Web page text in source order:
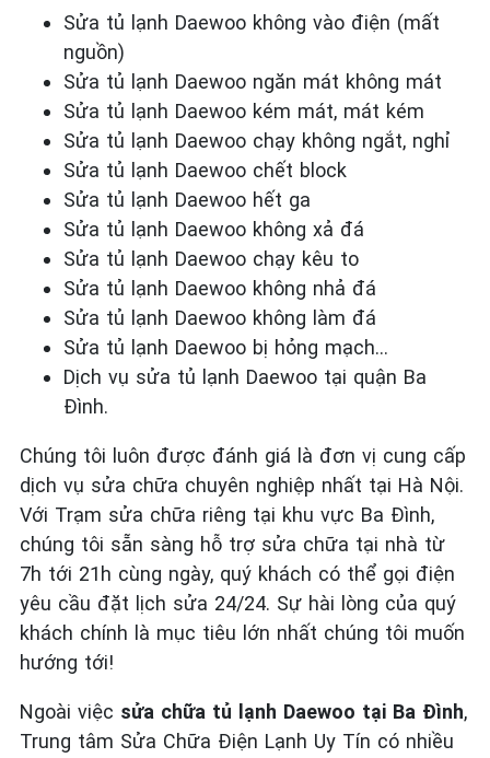
Sửa tủ lạnh Daewoo không vào điện (mất
nguồn)
Sửa tủ lạnh Daewoo ngăn mát không mát
Sửa tủ lạnh Daewoo kém mát, mát kém
Sửa tủ lạnh Daewoo chạy không ngắt, nghỉ
Sửa tủ lạnh Daewoo chết block
Sửa tủ lạnh Daewoo hết ga
Sửa tủ lạnh Daewoo không xả đá
Sửa tủ lạnh Daewoo chạy kêu to
Sửa tủ lạnh Daewoo không nhả đá
Sửa tủ lạnh Daewoo không làm đá
Sửa tủ lạnh Daewoo bị hỏng mạch…
Dịch vụ sửa tủ lạnh Daewoo tại quận Ba
Đình.
Chúng tôi luôn được đánh giá là đơn vị cung cấp
dịch vụ sửa chữa chuyên nghiệp nhất tại Hà Nội.
Với Trạm sửa chữa riêng tại khu vực Ba Đình,
chúng tôi sẵn sàng hỗ trợ sửa chữa tại nhà từ
7h tới 21h cùng ngày, quý khách có thể gọi điện
yêu cầu đặt lịch sửa 24/24. Sự hài lòng của quý
khách chính là mục tiêu lớn nhất chúng tôi muốn
hướng tới!
Ngoài việc sửa chữa tủ lạnh Daewoo tại Ba Đình,
Trung tâm Sửa Chữa Điện Lạnh Uy Tín có nhiều